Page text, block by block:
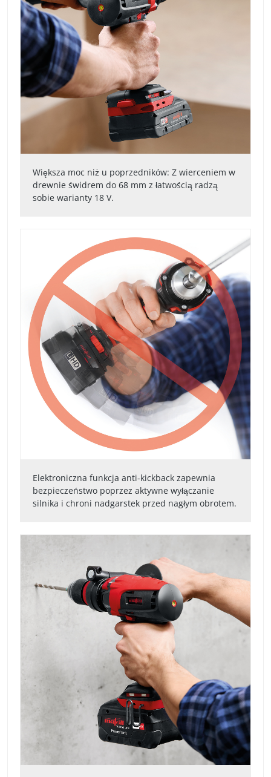
Większa moc niż u poprzedników: Z wierceniem w
drewnie świdrem do 68 mm z łatwością radzą
sobie warianty 18 V.
Elektroniczna funkcja anti-kickback zapewnia
bezpieczeństwo poprzez aktywne wyłączanie
silnika i chroni nadgarstek przed nagłym obrotem.